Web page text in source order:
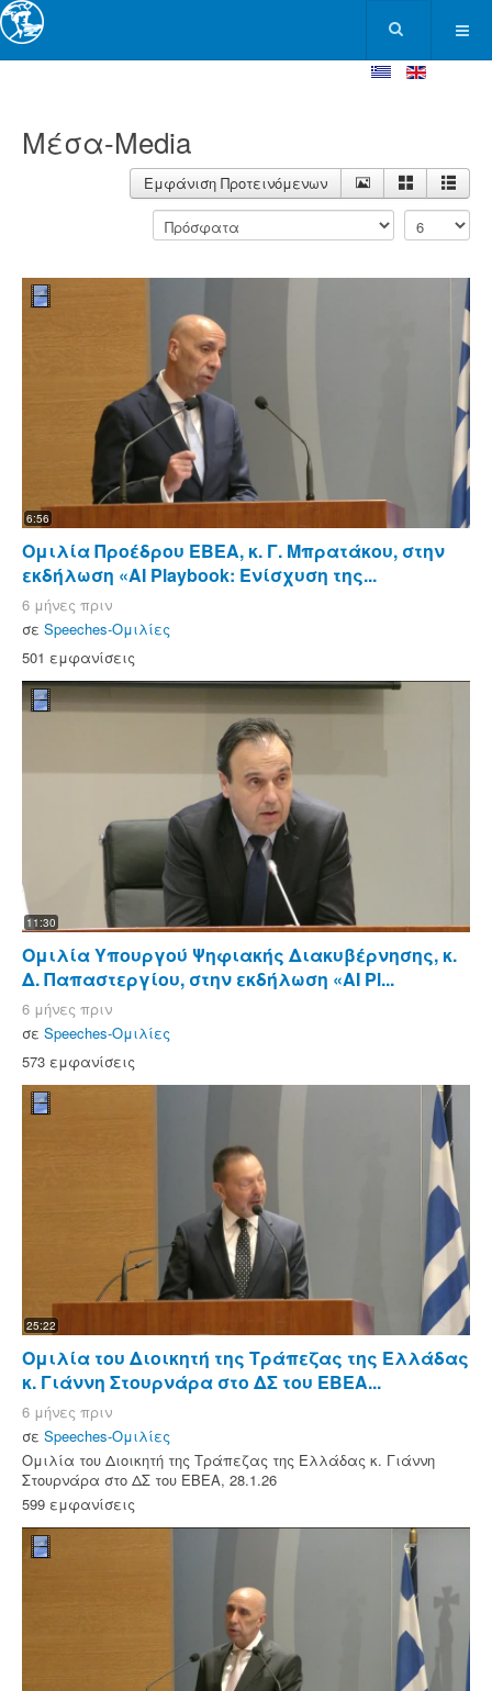
Μέσα-Media
Εμφάνιση Προτεινόμενων
6:56
Ομιλία Προέδρου ΕΒΕΑ, κ. Γ. Μπρατάκου, στην
εκδήλωση «AI Playbook: Ενίσχυση της...
6 μήνες πριν
σε Speeches-Ομιλίες
501 εμφανίσεις
11:30
Ομιλία Υπουργού Ψηφιακής Διακυβέρνησης, κ.
Δ. Παπαστεργίου, στην εκδήλωση «AI Pl...
6 μήνες πριν
σε Speeches-Ομιλίες
573 εμφανίσεις
25:22
Ομιλία του Διοικητή της Τράπεζας της Ελλάδας
κ. Γιάννη Στουρνάρα στο ΔΣ του ΕΒΕΑ...
6 μήνες πριν
σε Speeches-Ομιλίες
Ομιλία του Διοικητή της Τράπεζας της Ελλάδας κ. Γιάννη
Στουρνάρα στο ΔΣ του ΕΒΕΑ, 28.1.26
599 εμφανίσεις